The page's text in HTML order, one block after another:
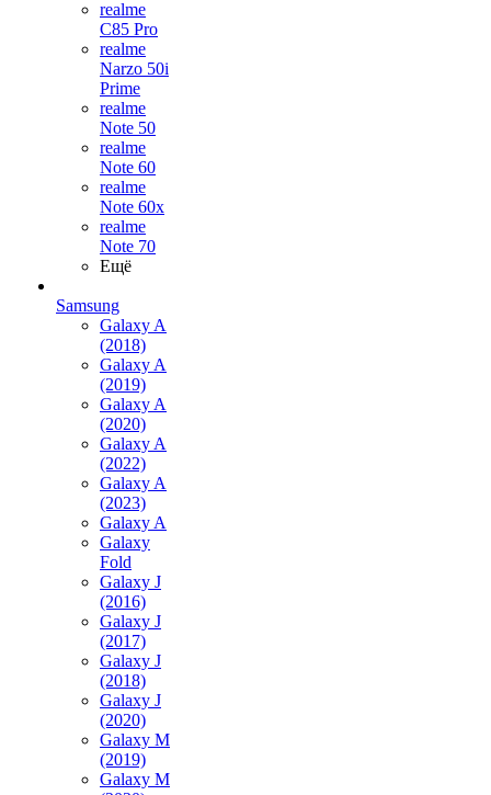
realme
C85 Pro
realme
Narzo 50i
Prime
realme
Note 50
realme
Note 60
realme
Note 60x
realme
Note 70
Ещё
Samsung
Galaxy A
(2018)
Galaxy A
(2019)
Galaxy A
(2020)
Galaxy A
(2022)
Galaxy A
(2023)
Galaxy A
Galaxy
Fold
Galaxy J
(2016)
Galaxy J
(2017)
Galaxy J
(2018)
Galaxy J
(2020)
Galaxy M
(2019)
Galaxy M